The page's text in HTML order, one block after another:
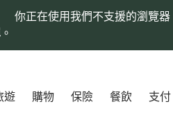
你正在使用我們不支援的瀏覽
。
遊 購物 保險 餐飲 支付